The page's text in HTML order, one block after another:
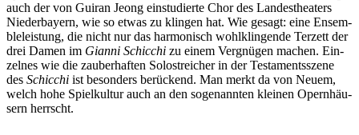
auch der von Gui­ran Je­ong ein­stu­dier­te Chor des Lan­des­thea­ters
Nie­der­bay­ern, wie so et­was zu klin­gen hat. Wie ge­sagt: eine En­sem­
ble­leis­tung, die nicht nur das har­mo­nisch wohl­klin­gen­de Ter­zett der
drei Da­men im Gi­an­ni Schic­chi zu ei­nem Ver­gnü­gen ma­chen. Ein­
zel­nes wie die zau­ber­haf­ten So­lo­strei­cher in der Tes­ta­ments­sze­ne
des Schic­chi ist be­son­ders be­rü­ckend. Man merkt da von Neu­em,
welch hohe Spiel­kul­tur auch an den so­ge­nann­ten klei­nen Opern­häu­
sern herrscht.